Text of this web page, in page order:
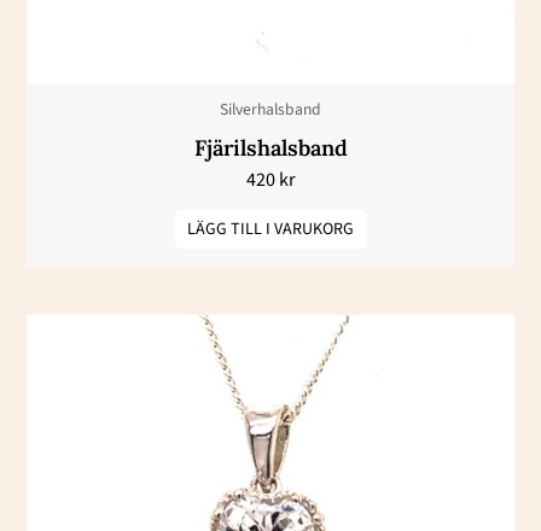
Silverhalsband
Fjärilshalsband
420kr
LÄGG TILL I VARUKORG